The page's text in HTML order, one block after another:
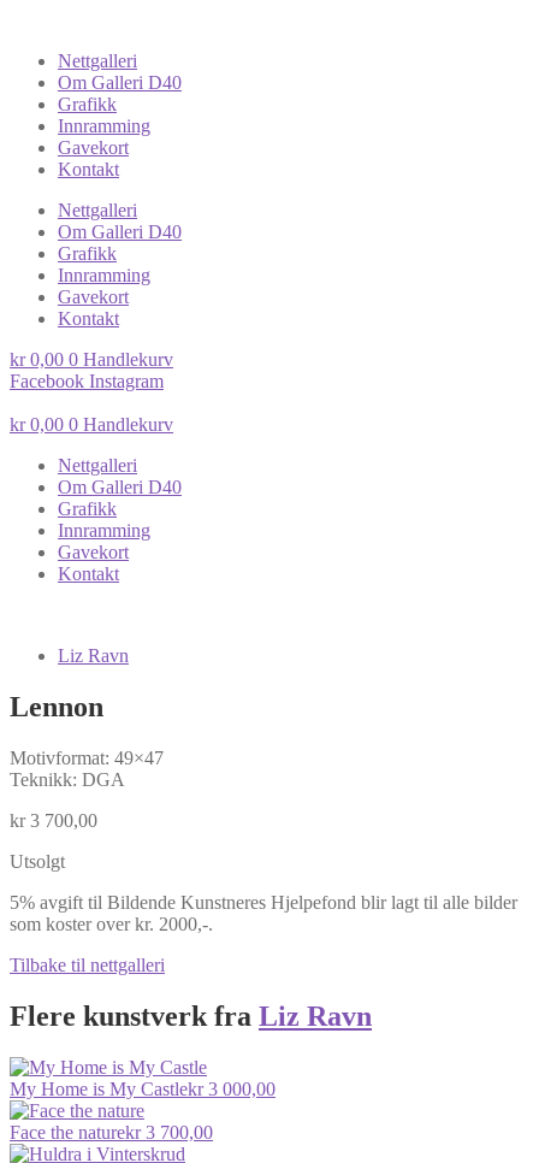
Nettgalleri
Om Galleri D40
Grafikk
Innramming
Gavekort
Kontakt
Nettgalleri
Om Galleri D40
Grafikk
Innramming
Gavekort
Kontakt
kr0,00 0 Handlekurv
Facebook Instagram
kr0,00 0 Handlekurv
Nettgalleri
Om Galleri D40
Grafikk
Innramming
Gavekort
Kontakt
Liz Ravn
Lennon
Motivformat: 49×47
Teknikk: DGA
kr3 700,00
Utsolgt
5% avgift til Bildende Kunstneres Hjelpefond blir lagt til alle bilder
som koster over kr. 2000,-.
Tilbake til nettgalleri
Flere kunstverk fra Liz Ravn
My Home is My Castlekr3 000,00
Face the naturekr3 700,00